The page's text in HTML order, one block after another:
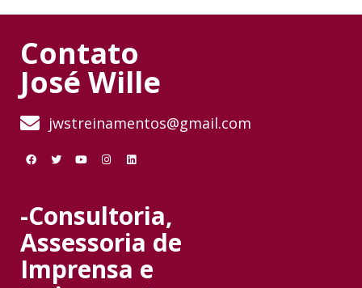
Contato
José Wille
jwstreinamentos@gmail.com
-Consultoria,
Assessoria de
Imprensa e